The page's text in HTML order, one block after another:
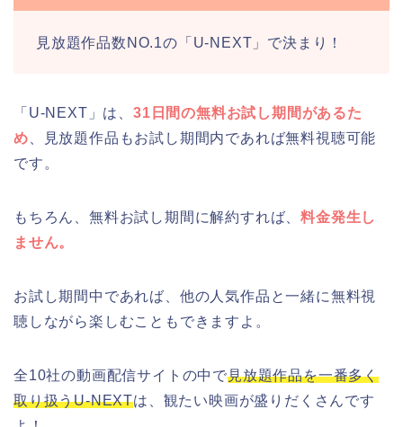
見放題作品数NO.1の「U-NEXT」で決まり！
「U-NEXT」は、 31日間の無料お試し期間があるた
め 、見放題作品もお試し期間内であれば無料視聴可能
です。
もちろん、無料お試し期間に解約すれば、料金発生し
ません。
お試し期間中であれば、他の人気作品と一緒に無料視
聴しながら楽しむこともできますよ。
全10社の動画配信サイトの中で見放題作品を一番多く
取り扱うU-NEXTは、観たい映画が盛りだくさんです